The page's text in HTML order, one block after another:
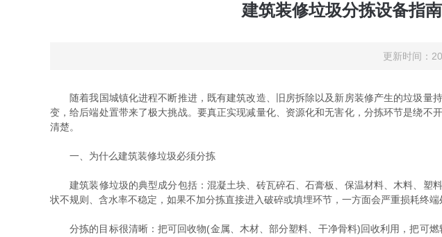
建筑装修垃圾分拣设备指
更新时间：
随着我国城镇化进程不断推进，既有建筑改造、旧房拆除以及新房装修产生的垃圾量
变，给后端处置带来了极大挑战。要真正实现减量化、资源化和无害化，分拣环节是绕
清楚。
一、为什么建筑装修垃圾必须分拣
建筑装修垃圾的典型成分包括：混凝土块、砖瓦碎石、石膏板、保温材料、木料、塑
状不规则、含水率不稳定，如果不加分拣直接进入破碎或填埋环节，一方面会严重损耗终
分拣的目标很清晰：把可回收物(金属、木材、部分塑料、干净骨料)回收利用，把可